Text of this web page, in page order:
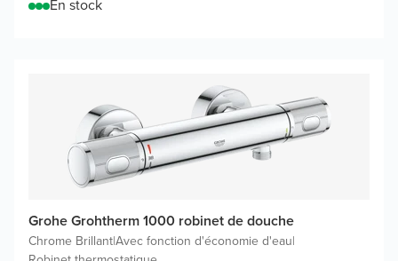
En stock
Grohe Grohtherm 1000 robinet de douche
Chrome Brillant|Avec fonction d'économie d'eau|